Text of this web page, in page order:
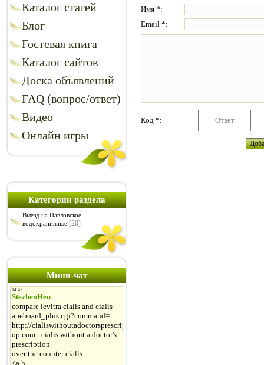
Каталог статей
Блог
Гостевая книга
Каталог сайтов
Доска объявлений
FAQ (вопрос/ответ)
Видео
Онлайн игры
Категории раздела
Выезд на Павловское
водохранилище [20]
Мини-чат
Имя *:
Email *:
Код *: